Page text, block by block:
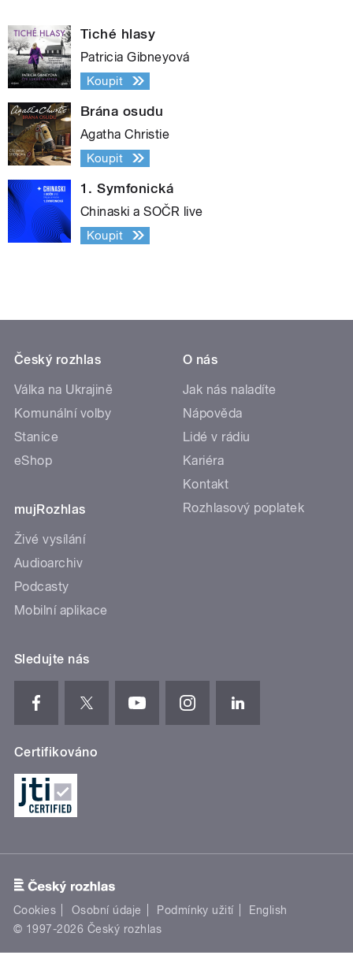
Tiché hlasy
Patricia Gibneyová
Koupit
Brána osudu
Agatha Christie
Koupit
1. Symfonická
Chinaski a SOČR live
Koupit
Český rozhlas
Válka na Ukrajině
Komunální volby
Stanice
eShop
mujRozhlas
Živé vysílání
Audioarchiv
Podcasty
Mobilní aplikace
O nás
Jak nás naladíte
Nápověda
Lidé v rádiu
Kariéra
Kontakt
Rozhlasový poplatek
Sledujte nás
Certifikováno
Cookies Osobní údaje Podmínky užití
English
© 1997-2026 Český rozhlas